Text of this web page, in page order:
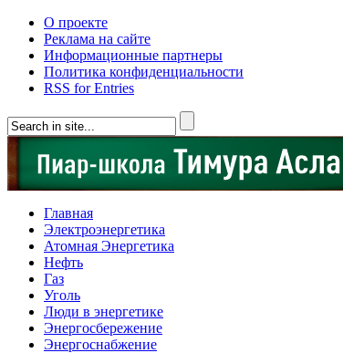
О проекте
Реклама на сайте
Информационные партнеры
Политика конфиденциальности
RSS for Entries
Главная
Электроэнергетика
Атомная Энергетика
Нефть
Газ
Уголь
Люди в энергетике
Энергосбережение
Энергоснабжение